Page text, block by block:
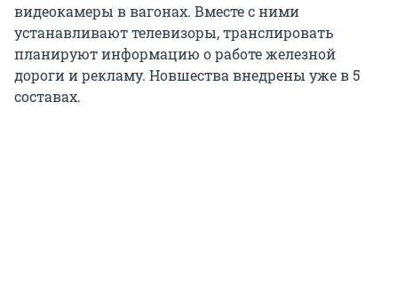
видеокамеры в вагонах. Вместе с ними
устанавливают телевизоры, транслировать
планируют информацию о работе железной
дороги и рекламу. Новшества внедрены уже в 5
составах.